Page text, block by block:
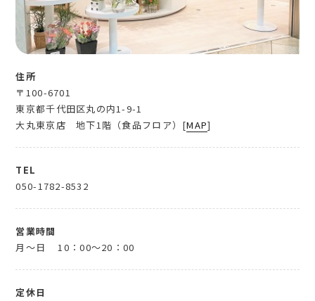
住所
〒100-6701
東京都千代田区丸の内1-9-1
大丸東京店 地下1階（食品フロア）[MAP]
TEL
050-1782-8532
営業時間
月～日
10：00～20：00
定休日